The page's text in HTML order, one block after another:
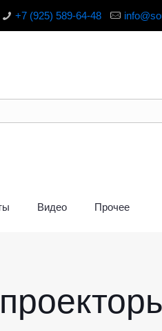
+7 (925) 589-64-48
Видео Прочее